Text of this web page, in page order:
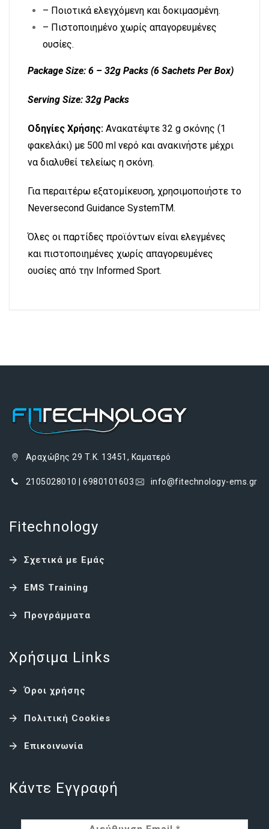
– Ποιοτικά ελεγχόμενη και δοκιμασμένη.
– Πιστοποιημένο χωρίς απαγορευμένες
ουσίες.
Package Size: 6 – 32g Packs (6 Sachets Per Box)
Serving Size: 32g Packs
Οδηγίες Χρήσης: Ανακατέψτε 32 g σκόνης (1
φακελάκι) με 500 ml νερό και ανακινήστε μέχρι
να διαλυθεί τελείως η σκόνη.
Για περαιτέρω εξατομίκευση, χρησιμοποιήστε το
Neversecond Guidance SystemTM.
Όλες οι παρτίδες προϊόντων είναι ελεγμένες
και πιστοποιημένες χωρίς απαγορευμένες
ουσίες από την Informed Sport.
Αραχώβης 29 Τ.Κ. 13451, Καματερό
2105028010 | 6980101603 info@fitechnology-ems.gr
Fitechnology
Σχετικά με Εμάς
EMS Training
Προγράμματα
Χρήσιμα Links
Όροι χρήσης
Πολιτική Cookies
Επικοινωνία
Κάντε Εγγραφή